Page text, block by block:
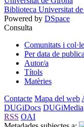
Biblioteca Universitat
Powered by DSpace
Consulta
Comunitats i
Per data de
Autor/a
Títols
Matèries
Contacte Mapa del web
DUGiDocs DUGiMedia
RSS OAI